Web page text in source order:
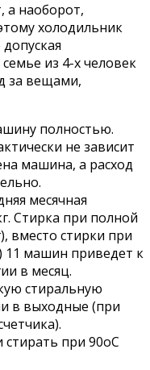
а наоборот,
холодильник
из 4-х человек
за вещами,
полностью.
не зависит
машина, а расход
месячная
Стирка при полной
вместо стирки при
11 машин приведет к
в месяц.
стиральную
в выходные (при
при 90оС